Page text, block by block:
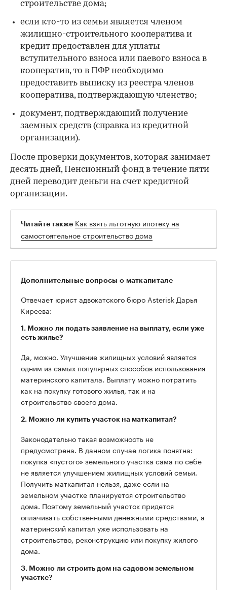
строительстве дома;
если кто-то из семьи является членом
жилищно-строительного кооператива и
кредит предоставлен для уплаты
вступительного взноса или паевого взноса в
кооператив, то в ПФР необходимо
предоставить выписку из реестра членов
кооператива, подтверждающую членство;
документ, подтверждающий получение
заемных средств (справка из кредитной
организации).
После проверки документов, которая занимает
десять дней, Пенсионный фонд в течение пяти
дней переводит деньги на счет кредитной
организации.
Читайте также Как взять льготную ипотеку на
самостоятельное строительство дома
Дополнительные вопросы о маткапитале
Отвечает юрист адвокатского бюро Asterisk Дарья
Киреева:
1. Можно ли подать заявление на выплату, если уже
есть жилье?
Да, можно. Улучшение жилищных условий является
одним из самых популярных способов использования
материнского капитала. Выплату можно потратить
как на покупку готового жилья, так и на
строительство своего дома.
2. Можно ли купить участок на маткапитал?
Законодательно такая возможность не
предусмотрена. В данном случае логика понятна:
покупка «пустого» земельного участка сама по себе
не является улучшением жилищных условий семьи.
Получить маткапитал нельзя, даже если на
земельном участке планируется строительство
дома. Поэтому земельный участок придется
оплачивать собственными денежными средствами, а
материнский капитал уже использовать на
строительство, реконструкцию или покупку жилого
дома.
3. Можно ли строить дом на садовом земельном
участке?